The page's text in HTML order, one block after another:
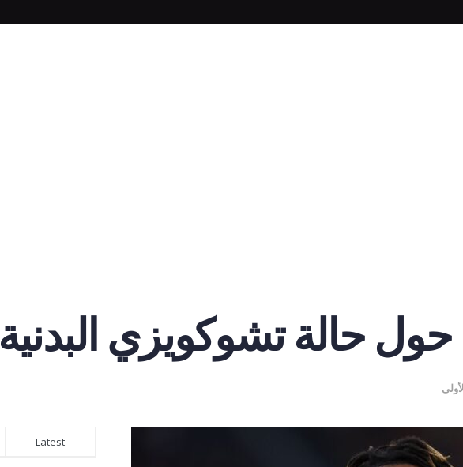
حالة تشوكويزي البدنية
Latest